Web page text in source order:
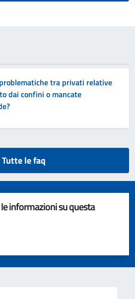
tra privati relative
dai confini o mancate
Tutte le faq
informazioni su questa
stelle su 5
su 5
5